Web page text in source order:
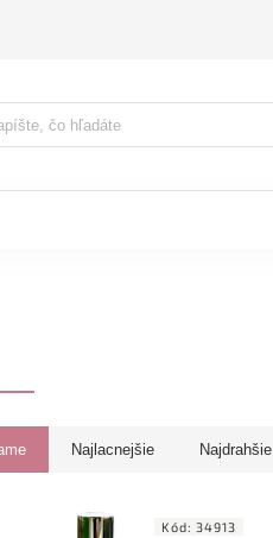
Najlacnejšie Najdrahšie
Kód:34913